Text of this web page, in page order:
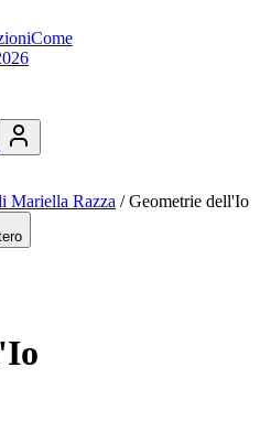
Come
Mariella Razza /Geometrie dell'Io